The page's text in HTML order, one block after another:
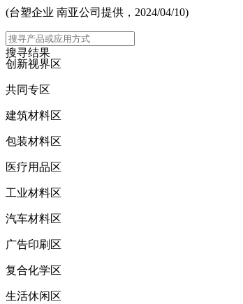
(台塑企业 南亚公司提供，2024/04/10)
搜寻结果
主选单
创新视界区
共同专区
建筑材料区
包装材料区
医疗用品区
工业材料区
汽车材料区
广告印刷区
复合化学区
生活休闲区